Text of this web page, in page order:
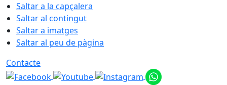
Saltar a la capçalera
Saltar al contingut
Saltar a imatges
Saltar al peu de pàgina
Contacte